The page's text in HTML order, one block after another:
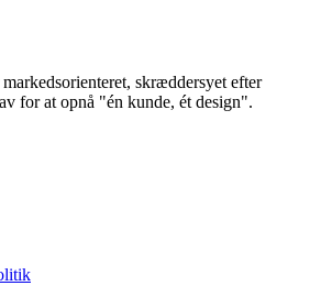
skræddersyet efter
for at opnå "én kunde, ét design".